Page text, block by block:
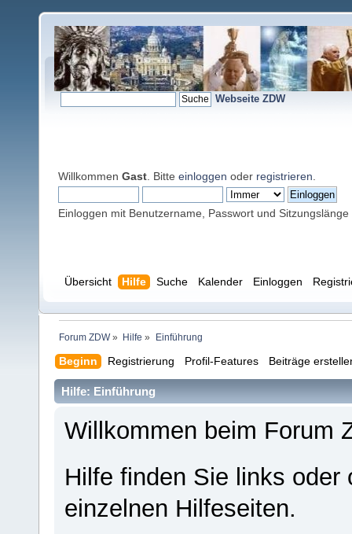
Webseite ZDW
Willkommen Gast . Bitte einloggen oder registrieren
Einloggen mit Benutzername, Passwort und Sitzungslänge
Übersicht Hilfe Suche Kalender Einloggen
Forum ZDW» Hilfe » Einführung
Beginn Registrierung Profil-Features Beiträge
Hilfe: Einführung
Willkommen beim Forum
Hilfe finden Sie links
einzelnen Hilfeseiten.